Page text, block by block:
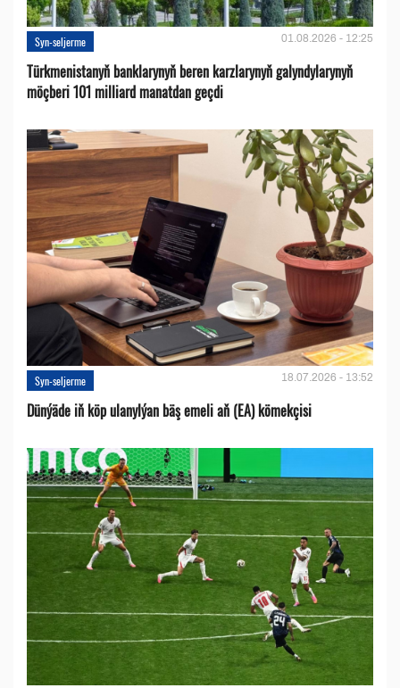
Syn-seljerme 01.08.2026 - 12:25
Türkmenistanyň banklarynyň beren karzlarynyň galyndylarynyň
möçberi 101 milliard manatdan geçdi
Syn-seljerme 18.07.2026 - 13:52
Dünýäde iň köp ulanylýan bäş emeli aň (EA) kömekçisi